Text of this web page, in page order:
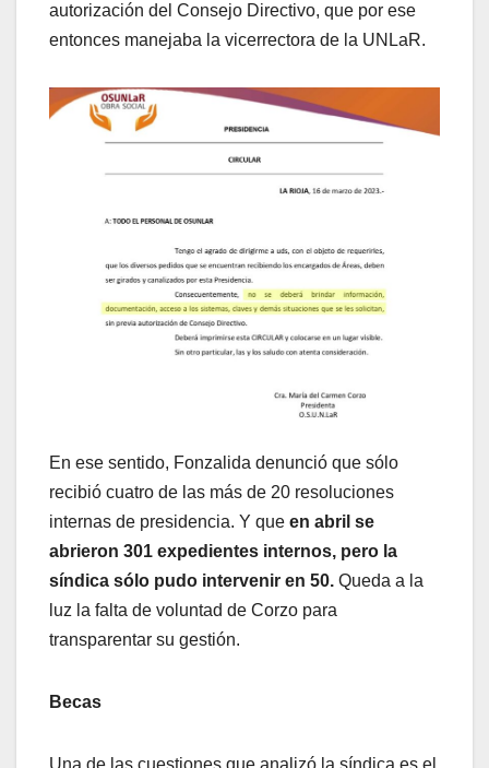
autorización del Consejo Directivo, que por ese
entonces manejaba la vicerrectora de la UNLaR.
En ese sentido, Fonzalida denunció que sólo
recibió cuatro de las más de 20 resoluciones
internas de presidencia. Y que en abril se
abrieron 301 expedientes internos, pero la
síndica sólo pudo intervenir en 50. Queda a la
luz la falta de voluntad de Corzo para
transparentar su gestión.
Becas